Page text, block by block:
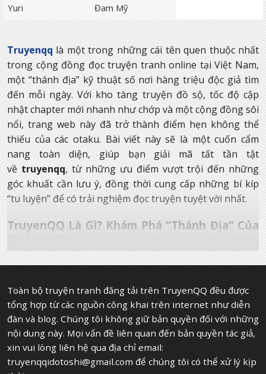
Yuri
Đam Mỹ
Truyenqq là một trong những cái tên quen thuộc nhất
trong cộng đồng đọc truyện tranh online tại Việt Nam,
một “thánh địa” kỹ thuật số nơi hàng triệu độc giả tìm
đến mỗi ngày. Với kho tàng truyện đồ sộ, tốc độ cập
nhật chapter mới nhanh như chớp và một cộng đồng sôi
nổi, trang web này đã trở thành điểm hẹn không thể
thiếu của các otaku. Bài viết này sẽ là một cuốn cẩm
nang toàn diện, giúp bạn giải mã tất tần tật
về truyenqq, từ những ưu điểm vượt trội đến những
góc khuất cần lưu ý, đồng thời cung cấp những bí kíp
“tu luyện” để có trải nghiệm đọc truyện tuyệt vời nhất.
TruyenQQ Là Gì? Khám Phá “Thánh Địa” Của
trò củatruyenqqtrong bản đồ
manga/manhwa/manhua tại Việt Nam. Đây không chỉ là
một website, mà còn là một phần văn hóa của giới trẻ
yêu truyện.
Nguồn Gốc và Sứ Mệnh CủaTruyenqq
Toàn bộ truyện tranh đăng tải trên TruyenQQ đều được
tổng hợp từ các nguồn công khai trên internet như diễn
đàn và blog. Chúng tôi không giữ bản quyền đối với những
nội dung này. Mọi vấn đề liên quan đến bản quyền tác giả,
xin vui lòng liên hệ qua địa chỉ email:
truyenqqidotoshi@gmail.com để chúng tôi có thể xử lý kịp